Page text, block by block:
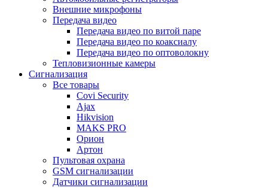
Внешние микрофоны
Передача видео
Передача видео по витой паре
Передача видео по коаксиалу
Передача видео по оптоволокну
Тепловизионные камеры
Сигнализация
Все товары
Covi Security
Ajax
Hikvision
MAKS PRO
Орион
Артон
Пультовая охрана
GSM сигнализации
Датчики сигнализации